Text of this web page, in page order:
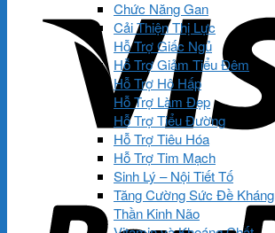
Chức Năng Gan
Cải Thiện Thị Lực
Hỗ Trợ Giấc Ngủ
Hỗ Trợ Giảm Tiểu Đêm
Hỗ Trợ Hô Hấp
Hỗ Trợ Làm Đẹp
Hỗ Trợ Tiểu Đường
Hỗ Trợ Tiêu Hóa
Hỗ Trợ Tim Mạch
Sinh Lý – Nội Tiết Tố
Tăng Cường Sức Đề Kháng
Thần Kinh Não